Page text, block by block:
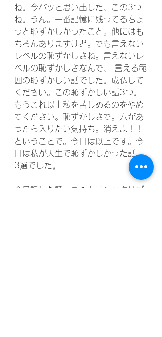
ね。今パッと思い出した、この3つ
ね。うん。一番記憶に残ってるちょ
っと恥ずかしかったこと。他にはも
ちろんありますけど。でも言えない
レベルの恥ずかしさね。言えないレ
ベルの恥ずかしさなんで、 言える範
囲の恥ずかしい話でした。成仏して
ください。この恥ずかしい話3つ。
もうこれ以上私を苦しめるのをやめ
てください。恥ずかしさで。穴があ
ったら入りたい気持ち。消えよ！！
ということで。今日は以上です。今
日は私が人生で恥ずかしかった話、
3選でした。
今日話した話、またトランスクリプ